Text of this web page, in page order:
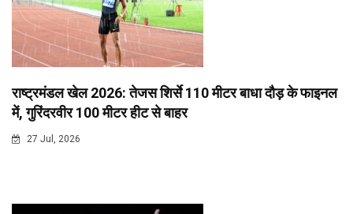
राष्ट्रमंडल खेल 2026: तेजस शिर्से 110 मीटर बाधा दौड़ के फाइनल
में, गुरिंदरवीर 100 मीटर हीट से बाहर
27 Jul, 2026